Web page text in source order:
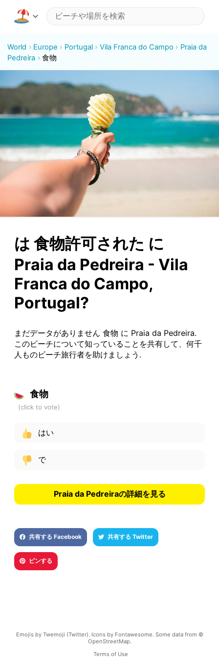
World Europe Portugal Vila Franca do Campo
Praia da
Pedreira
食物
は 食物許可された に
Praia da Pedreira - Vila
Franca do Campo,
Portugal?
まだデータがありません 食物 に Praia da Pedreira.
このビーチについて知っていることを共有して、何千
人ものビーチ旅行者を助けましょう.
食物
はい
で
Praia da Pedreiraの詳細を見る
共有する Facebook 共有する Twitter
ピンする
Emojis by Twemoji (Twitter). Icons by Fontawesome. Some data from ©
OpenStreetMap.
Terms of Use